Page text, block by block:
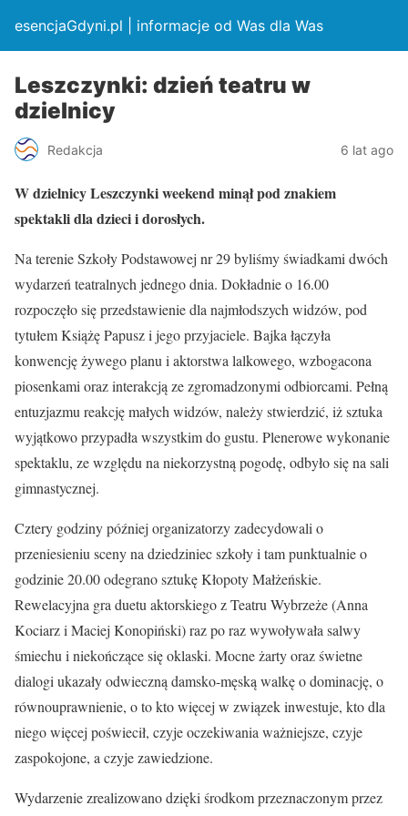
esencjaGdyni.pl | informacje od Was dla Was
Leszczynki: dzień teatru w
dzielnicy
Redakcja 6 lat ago
W dzielnicy Leszczynki weekend minął pod znakiem
spektakli dla dzieci i dorosłych.
Na terenie Szkoły Podstawowej nr 29 byliśmy świadkami dwóch
wydarzeń teatralnych jednego dnia. Dokładnie o 16.00
rozpoczęło się przedstawienie dla najmłodszych widzów, pod
tytułem Książę Papusz i jego przyjaciele. Bajka łączyła
konwencję żywego planu i aktorstwa lalkowego, wzbogacona
piosenkami oraz interakcją ze zgromadzonymi odbiorcami. Pełną
entuzjazmu reakcję małych widzów, należy stwierdzić, iż sztuka
wyjątkowo przypadła wszystkim do gustu. Plenerowe wykonanie
spektaklu, ze względu na niekorzystną pogodę, odbyło się na sali
gimnastycznej.
Cztery godziny później organizatorzy zadecydowali o
przeniesieniu sceny na dziedziniec szkoły i tam punktualnie o
godzinie 20.00 odegrano sztukę Kłopoty Małżeńskie.
Rewelacyjna gra duetu aktorskiego z Teatru Wybrzeże (Anna
Kociarz i Maciej Konopiński) raz po raz wywoływała salwy
śmiechu i niekończące się oklaski. Mocne żarty oraz świetne
dialogi ukazały odwieczną damsko-męską walkę o dominację, o
równouprawnienie, o to kto więcej w związek inwestuje, kto dla
niego więcej poświecił, czyje oczekiwania ważniejsze, czyje
zaspokojone, a czyje zawiedzione.
Wydarzenie zrealizowano dzięki środkom przeznaczonym przez